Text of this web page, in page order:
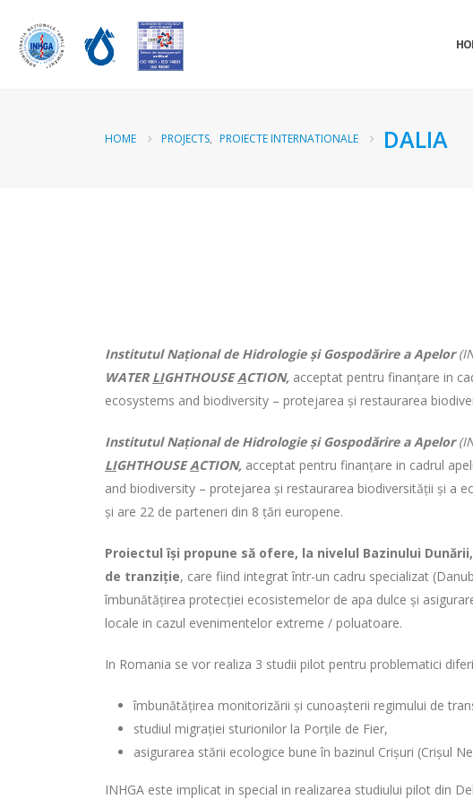
HOME PROJECTS, PROIECTE INTERNATIONALE DALIA
Institutul Național de Hidrologie și Gospodărire a Apelor
WATER LIGHTHOUSE ACTION, acceptat pentru finanțare in
ecosystems and biodiversity – protejarea și restaurarea
Institutul Național de Hidrologie și Gospodărire a Apelor
LIGHTHOUSE ACTION, acceptat pentru finanțare in cadrul
and biodiversity – protejarea și restaurarea biodiversității și a
și are 22 de parteneri din 8 țări europene.
Proiectul își propune să ofere, la nivelul Bazinului
de tranziție, care fiind integrat într-un cadru specializat
îmbunătățirea protecției ecosistemelor de apa dulce și
locale in cazul evenimentelor extreme / poluatoare.
In Romania se vor realiza 3 studii pilot pentru problematici
îmbunătățirea monitorizării și cunoașterii regimului de
studiul migrației sturionilor la Porțile de Fier,
asigurarea stării ecologice bune în bazinul Crișuri (Crișul
INHGA este implicat in special in realizarea studiului pilot din